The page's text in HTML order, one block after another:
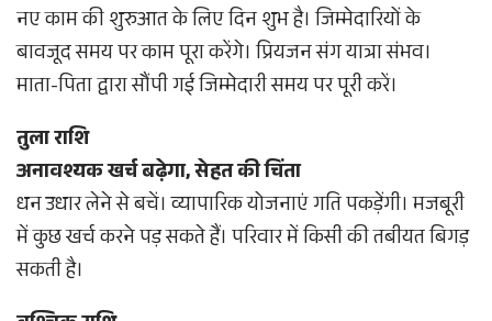
नए काम की शुरुआत के लिए दिन शुभ है। जिम्मेदारियों के
बावजूद समय पर काम पूरा करेंगे। प्रियजन संग यात्रा संभव।
माता-पिता द्वारा सौंपी गई जिम्मेदारी समय पर पूरी करें।
तुला राशि
अनावश्यक खर्च बढ़ेगा, सेहत की चिंता
धन उधार लेने से बचें। व्यापारिक योजनाएं गति पकड़ेंगी। मजबूरी
में कुछ खर्च करने पड़ सकते हैं। परिवार में किसी की तबीयत बिगड़
सकती है।